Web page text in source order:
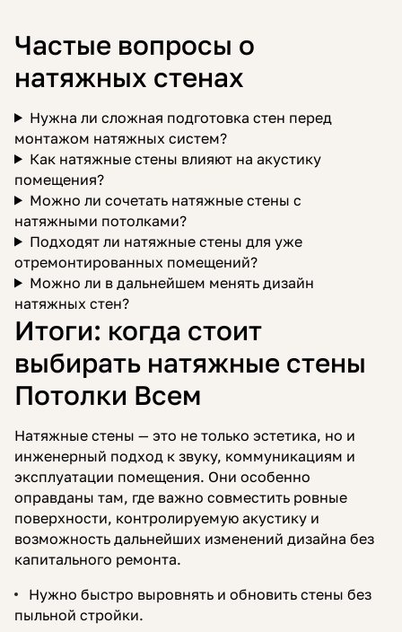
Частые вопросы о
натяжных стенах
Нужна ли сложная подготовка стен перед
монтажом натяжных систем?
Как натяжные стены влияют на акустику
помещения?
Можно ли сочетать натяжные стены с
натяжными потолками?
Подходят ли натяжные стены для уже
отремонтированных помещений?
Можно ли в дальнейшем менять дизайн
натяжных стен?
Итоги: когда стоит
выбирать натяжные стены
Потолки Всем
Натяжные стены — это не только эстетика, но и
инженерный подход к звуку, коммуникациям и
эксплуатации помещения. Они особенно
оправданы там, где важно совместить ровные
поверхности, контролируемую акустику и
возможность дальнейших изменений дизайна без
капитального ремонта.
Нужно быстро выровнять и обновить стены без
пыльной стройки.